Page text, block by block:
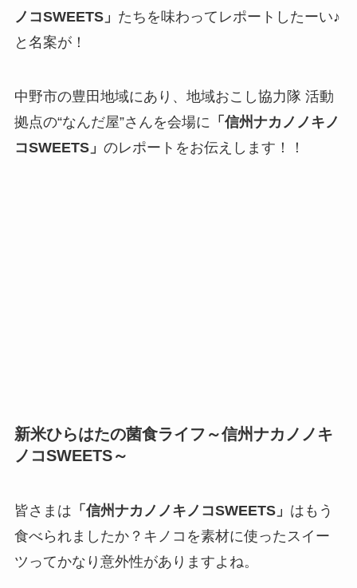
ノコSWEETS」 たちを味わってレポートしたーい♪
と名案が！
中野市の豊田地域にあり、地域おこし協力隊 活動
拠点の“なんだ屋”さんを会場に 「信州ナカノノキノ
コSWEETS」 のレポートをお伝えします！！
新米ひらはたの菌食ライフ～信州ナカノノキ
ノコSWEETS～
皆さまは 「信州ナカノノキノコSWEETS」 はもう
食べられましたか？キノコを素材に使ったスイー
ツってかなり意外性がありますよね。